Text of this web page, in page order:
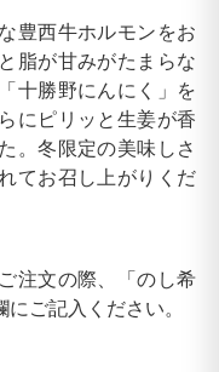
豊西牛ホルモンをお
脂が甘みがたまらな
十勝野にんにく」を
にピリッと生姜が香
。冬限定の美味しさ
てお召し上がりくだ
注文の際、「のし希
ご記入ください。